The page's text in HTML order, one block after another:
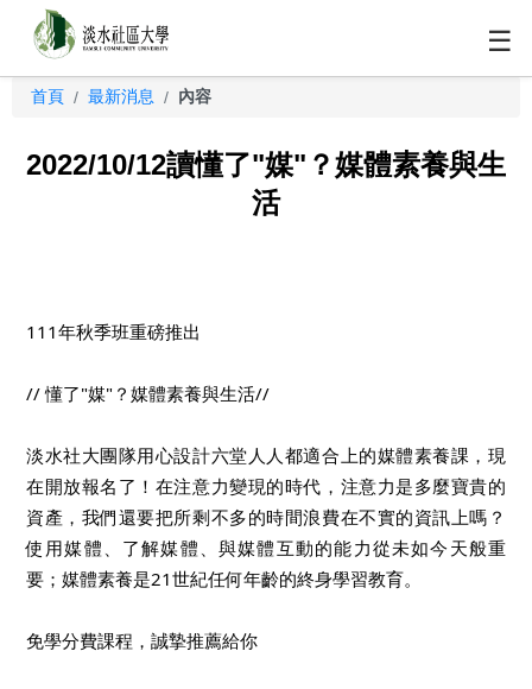
☰
首頁 / 最新消息 / 內容
2022/10/12讀懂了"媒"？媒體素養與生
活
111年秋季班重磅推出
// 懂了"媒"？媒體素養與生活//
淡水社大團隊用心設計六堂人人都適合上的媒體素養課，現
在開放報名了！在注意力變現的時代，注意力是多麼寶貴的
資產，我們還要把所剩不多的時間浪費在不實的資訊上嗎？
使用媒體、了解媒體、與媒體互動的能力從未如今天般重
要；媒體素養是21世紀任何年齡的終身學習教育。
免學分費課程，誠摯推薦給你